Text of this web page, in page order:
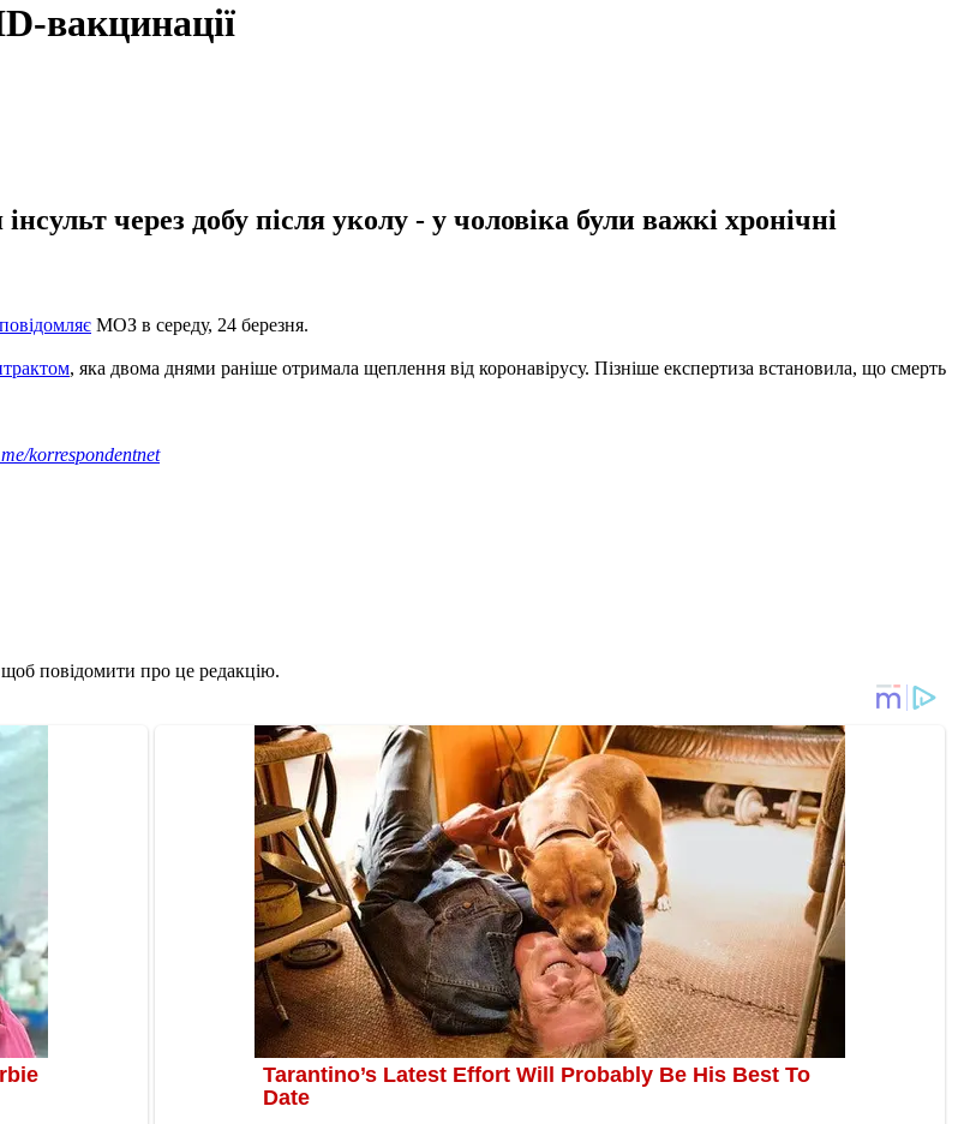
вакцинації
через добу після уколу - у чоловіка були важкі хронічні
повідомляє МОЗ в середу, 24 березня.
, яка двома днями раніше отримала щеплення від коронавірусу. Пізніше експертиза встановила, що смерть
korrespondentnet
повідомити про це редакцію.